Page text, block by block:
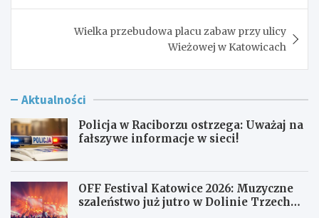
Wielka przebudowa placu zabaw przy ulicy
Wieżowej w Katowicach
Aktualności
Policja w Raciborzu ostrzega: Uważaj na
fałszywe informacje w sieci!
OFF Festival Katowice 2026: Muzyczne
szaleństwo już jutro w Dolinie Trzech